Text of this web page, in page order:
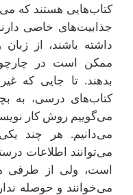
کتاب‌هایی هستند که
جذابیت‌های خاصی
داشته باشند، از
ممکن است در
بدهند. تا جایی که
کتاب‌های درسی، به
می‌گوییم روش کار
می‌دانیم. هر چند
می‌توانند اطلاعات
است، ولی از طرفی
می‌خوانند و حوصله